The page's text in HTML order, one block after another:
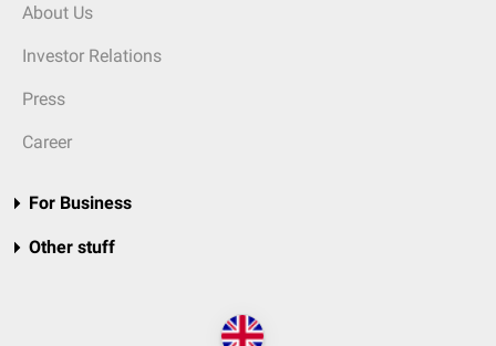
About Us
Investor Relations
Press
Career
For Business
Other stuff